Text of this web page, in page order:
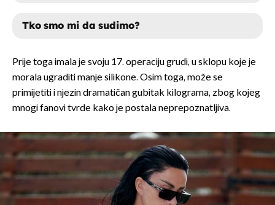
Tko smo mi da sudimo?
DA, PA ŠTO JE OVO?
TKO SMO MI DA SUDIMO?
Prije toga imala je svoju 17. operaciju grudi, u sklopu koje je
morala ugraditi manje silikone. Osim toga, može se
primijetiti i njezin dramatičan gubitak kilograma, zbog kojeg
mnogi fanovi tvrde kako je postala neprepoznatljiva.